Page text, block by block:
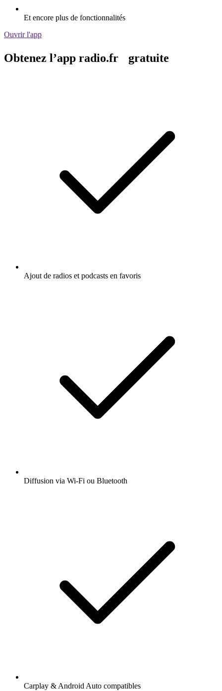
Et encore plus de fonctionnalités
Ouvrir l'app
Obtenez l’app radio.fr gratuite
Ajout de radios et podcasts en favoris
Diffusion via Wi-Fi ou Bluetooth
Carplay & Android Auto compatibles